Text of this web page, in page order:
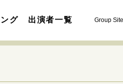
グ 出演者一覧 Group Site